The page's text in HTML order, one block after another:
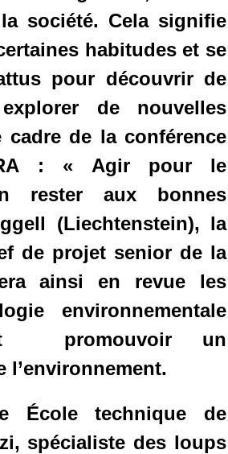
société. Cela signifie
habitudes et se
pour découvrir de
de nouvelles
cadre de la conférence
: « Agir pour le
rester aux bonnes
(Liechtenstein), la
de projet senior de la
ainsi en revue les
environnementale
promouvoir un
l’environnement.
École technique de
spécialiste des loups